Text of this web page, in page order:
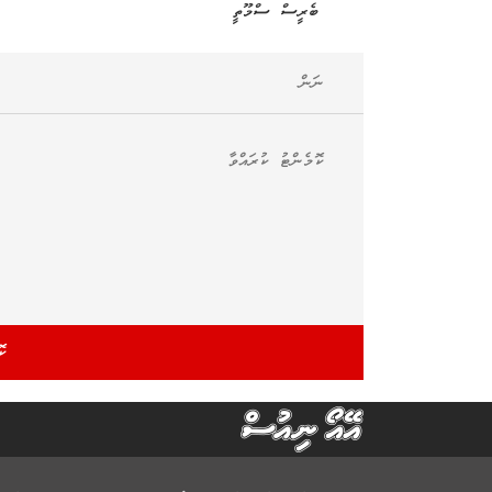
ބެރީސް ސްމޫތީ